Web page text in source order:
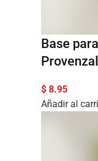
Base
$8.95
Añadir al